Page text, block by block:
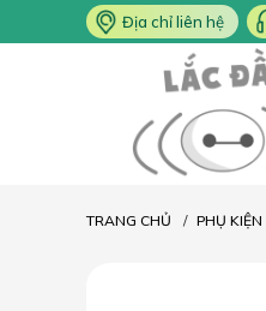
Địa chỉ liên hệ
TRANG CHỦ PHỤ KIỆN